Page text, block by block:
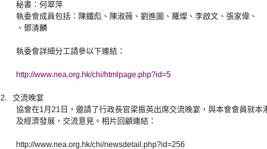
秘書：何翠萍
執委會成員包括：陳鐵彪、陳淑薇、劉進圖、羅燦、李啟文、張家偉、
、鄧清麟
執委會詳細分工請參以下連結：
http://www.nea.org.hk/chi/htmlpage.php?id=5
2.
交流晚宴
協會在1月21日，邀請了行政長官梁振英出席交流晚宴，與本會會員就本
及經濟發展，交流意見。相片回顧連結：
http://www.nea.org.hk/chi/newsdetail.php?id=256